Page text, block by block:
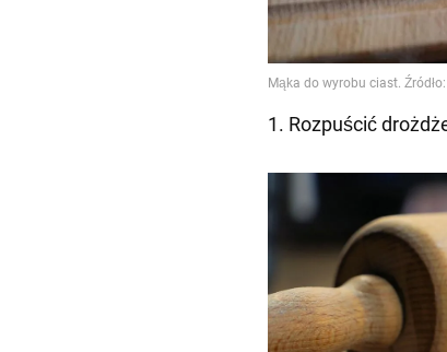
1. Rozpuścić